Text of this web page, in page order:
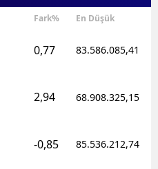
Denizli
Elazığ
Erzurum
Fark% En Düşük
0,77 83.586.085,41
2,94 68.908.325,15
-0,85 85.536.212,74